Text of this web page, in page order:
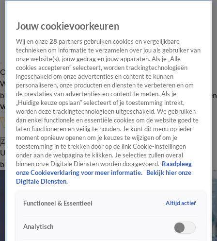
Overzicht Onze programma's Uitzendingen Onze gezichten
In de
WandelgangenInterviewsUitzending
bijwonenPodcastShopVeelgestelde vragenKijkersvraag insturen
Volg Vandaag Inside
Zoeken
UitzendingenVandaag InsideDe OranjezomerShopUitzending
bijwonen
Jouw cookievoorkeuren
Wij en onze28 partners gebruiken cookies en vergelijkbare
technieken om informatie te verzamelen over jou als gebruiker van
onze website(s), jouw gedrag en jouw apparaten. Als je „Alle
cookies accepteren” selecteert, worden trackingtechnologieën
ingeschakeld om onze advertenties en content te kunnen
personaliseren, onze producten en diensten te verbeteren en om
de prestaties van advertenties en content te meten. Als je
„Huidige keuze opslaan” selecteert of je toestemming intrekt,
worden deze trackingtechnologieën uitgeschakeld. We gebruiken
dan enkel functionele en essentiële cookies om de website goed te
laten functioneren en veilig te houden. Je kunt dit menu op ieder
moment opnieuw openen om je keuzes te wijzigen of om je
toestemming in te trekken door op de link Cookie-instellingen
onder aan de webpagina te klikken. Je selecties zullen overal
binnen onze Digitale Diensten worden doorgevoerd. Raadpleeg
onze Cookieverklaring voor meer informatie.
Bekijk hier onze
Digitale Diensten.
Functioneel & Essentieel Altijd actief
Analytisch